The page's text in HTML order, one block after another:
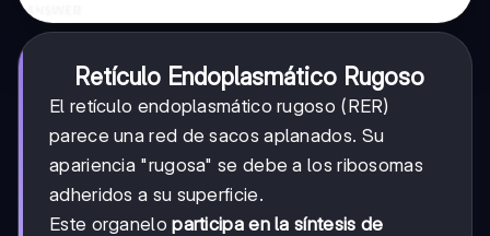
Retículo Endoplasmático Rugoso
El retículo endoplasmático rugoso (RER)
parece una red de sacos aplanados. Su
apariencia "rugosa" se debe a los ribosomas
adheridos a su superficie.
Este organeloparticipa en la síntesis de